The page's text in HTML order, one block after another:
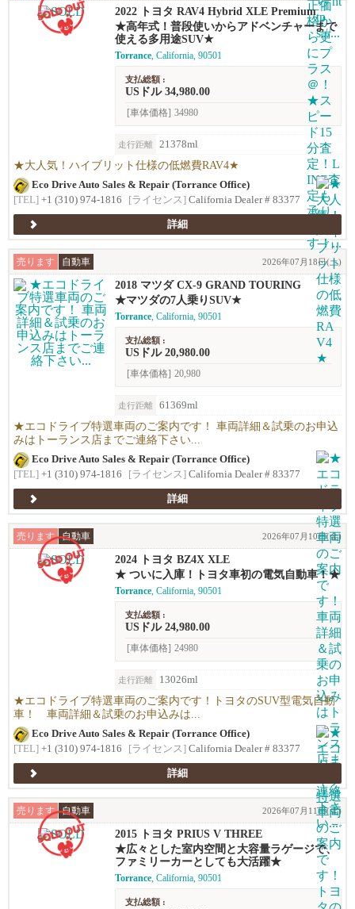
2022 トヨタ RAV4 Hybrid XLE Premium
★高年式！普段使いからアドベンチャーまで
使える多用途SUV★
Torrance, California, 90501
支払総額 :
USドル 34,980.00
[車体価格] 34980
走行距離 21378ml
★大人気！ハイブリット仕様の低燃費RAV4★
Eco Drive Auto Sales & Repair (Torrance Office)
[TEL] +1 (310) 974-1816 [ライセンス] California Dealer # 83377
詳細
売ります 自動車 2026年07月18日(土)
2018 マツダ CX-9 GRAND TOURING
★マツダの7人乗りSUV★
Torrance, California, 90501
支払総額 :
USドル 20,980.00
[車体価格] 20,980
走行距離 61369ml
★エコドライブ特選車両のご案内です！ 車両詳細＆試乗のお申込
みはトーランス店までご連絡下さい...
Eco Drive Auto Sales & Repair (Torrance Office)
[TEL] +1 (310) 974-1816 [ライセンス] California Dealer # 83377
詳細
売ります 自動車 2026年07月10日(金)
2024 トヨタ BZ4X XLE
★ ついに入庫！トヨタ車初の電気自動車！★
Torrance, California, 90501
支払総額 :
USドル 24,980.00
[車体価格] 24980
走行距離 13026ml
★エコドライブ特選車両のご案内です！トヨタのSUV型電気自動
車！ 車両詳細＆試乗のお申込みは...
Eco Drive Auto Sales & Repair (Torrance Office)
[TEL] +1 (310) 974-1816 [ライセンス] California Dealer # 83377
詳細
売ります 自動車 2026年07月11日(土)
2015 トヨタ PRIUS V THREE
★広々とした室内空間と大容量ラゲージで、
ファミリーカーとしても大活躍★
Torrance, California, 90501
支払総額 :